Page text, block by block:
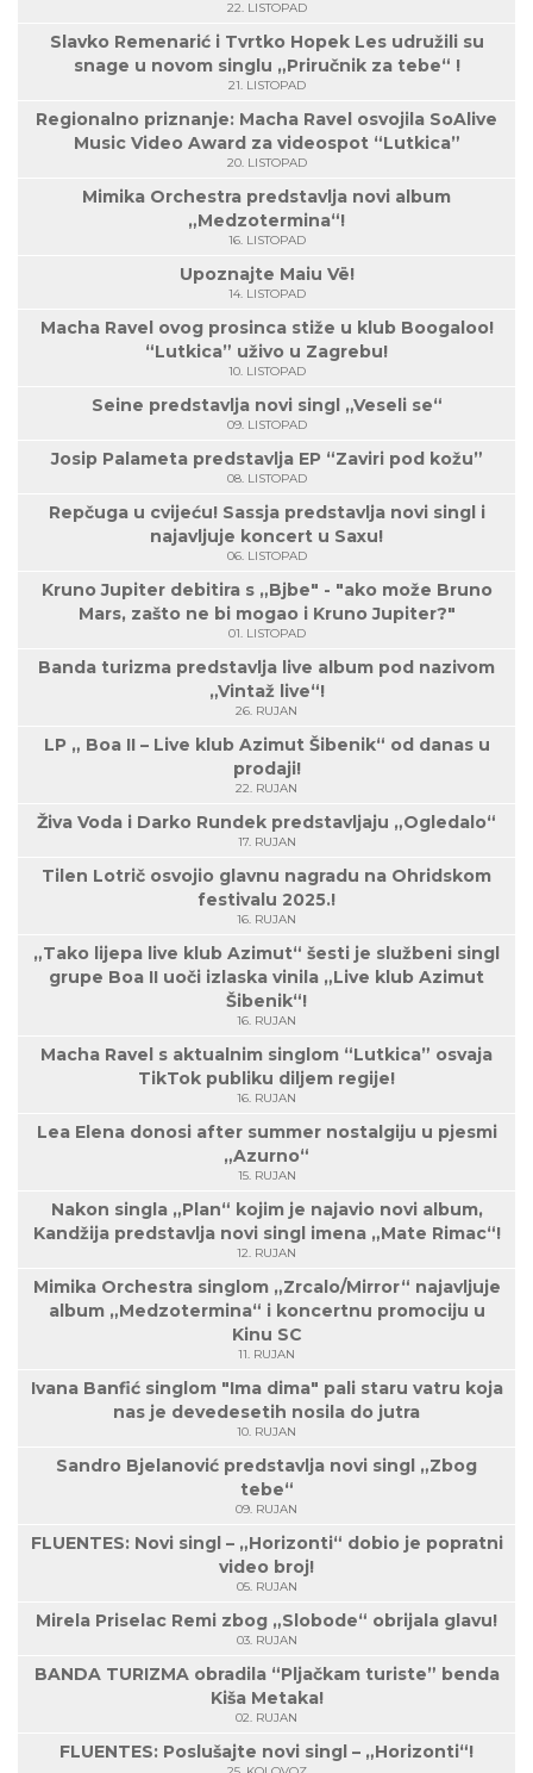
22. LISTOPAD
Slavko Remenarić i Tvrtko Hopek Les udružili su
snage u novom singlu „Priručnik za tebe“ !
21. LISTOPAD
Regionalno priznanje: Macha Ravel osvojila SoAlive
Music Video Award za videospot “Lutkica”
20. LISTOPAD
Mimika Orchestra predstavlja novi album
„Medzotermina“!
16. LISTOPAD
Upoznajte Maiu Vë!
14. LISTOPAD
Macha Ravel ovog prosinca stiže u klub Boogaloo!
“Lutkica” uživo u Zagrebu!
10. LISTOPAD
Seine predstavlja novi singl „Veseli se“
09. LISTOPAD
Josip Palameta predstavlja EP “Zaviri pod kožu”
08. LISTOPAD
Repčuga u cvijeću! Sassja predstavlja novi singl i
najavljuje koncert u Saxu!
06. LISTOPAD
Kruno Jupiter debitira s „Bjbe" - "ako može Bruno
Mars, zašto ne bi mogao i Kruno Jupiter?"
01. LISTOPAD
Banda turizma predstavlja live album pod nazivom
„Vintaž live“!
26. RUJAN
LP „ Boa II – Live klub Azimut Šibenik“ od danas u
prodaji!
22. RUJAN
Živa Voda i Darko Rundek predstavljaju „Ogledalo“
17. RUJAN
Tilen Lotrič osvojio glavnu nagradu na Ohridskom
festivalu 2025.!
16. RUJAN
„Tako lijepa live klub Azimut“ šesti je službeni singl
grupe Boa II uoči izlaska vinila „Live klub Azimut
Šibenik“!
16. RUJAN
Macha Ravel s aktualnim singlom “Lutkica” osvaja
TikTok publiku diljem regije!
16. RUJAN
Lea Elena donosi after summer nostalgiju u pjesmi
„Azurno“
15. RUJAN
Nakon singla „Plan“ kojim je najavio novi album,
Kandžija predstavlja novi singl imena „Mate Rimac“!
12. RUJAN
Mimika Orchestra singlom „Zrcalo/Mirror“ najavljuje
album „Medzotermina“ i koncertnu promociju u
Kinu SC
11. RUJAN
Ivana Banfić singlom "Ima dima" pali staru vatru koja
nas je devedesetih nosila do jutra
10. RUJAN
Sandro Bjelanović predstavlja novi singl „Zbog
tebe“
09. RUJAN
FLUENTES: Novi singl – „Horizonti“ dobio je popratni
video broj!
05. RUJAN
Mirela Priselac Remi zbog „Slobode“ obrijala glavu!
03. RUJAN
BANDA TURIZMA obradila “Pljačkam turiste” benda
Kiša Metaka!
02. RUJAN
FLUENTES: Poslušajte novi singl – „Horizonti“!